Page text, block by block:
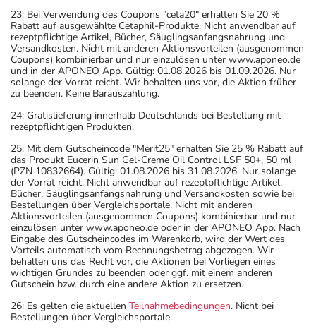
23: Bei Verwendung des Coupons "ceta20" erhalten Sie 20 %
Rabatt auf ausgewählte Cetaphil-Produkte. Nicht anwendbar auf
rezeptpflichtige Artikel, Bücher, Säuglingsanfangsnahrung und
Versandkosten. Nicht mit anderen Aktionsvorteilen (ausgenommen
Coupons) kombinierbar und nur einzulösen unter www.aponeo.de
und in der APONEO App. Gültig: 01.08.2026 bis 01.09.2026. Nur
solange der Vorrat reicht. Wir behalten uns vor, die Aktion früher
zu beenden. Keine Barauszahlung.
24: Gratislieferung innerhalb Deutschlands bei Bestellung mit
rezeptpflichtigen Produkten.
25: Mit dem Gutscheincode "Merit25" erhalten Sie 25 % Rabatt auf
das Produkt Eucerin Sun Gel-Creme Oil Control LSF 50+, 50 ml
(PZN 10832664). Gültig: 01.08.2026 bis 31.08.2026. Nur solange
der Vorrat reicht. Nicht anwendbar auf rezeptpflichtige Artikel,
Bücher, Säuglingsanfangsnahrung und Versandkosten sowie bei
Bestellungen über Vergleichsportale. Nicht mit anderen
Aktionsvorteilen (ausgenommen Coupons) kombinierbar und nur
einzulösen unter www.aponeo.de oder in der APONEO App. Nach
Eingabe des Gutscheincodes im Warenkorb, wird der Wert des
Vorteils automatisch vom Rechnungsbetrag abgezogen. Wir
behalten uns das Recht vor, die Aktionen bei Vorliegen eines
wichtigen Grundes zu beenden oder ggf. mit einem anderen
Gutschein bzw. durch eine andere Aktion zu ersetzen.
26: Es gelten die aktuellen Teilnahmebedingungen. Nicht bei
Bestellungen über Vergleichsportale.